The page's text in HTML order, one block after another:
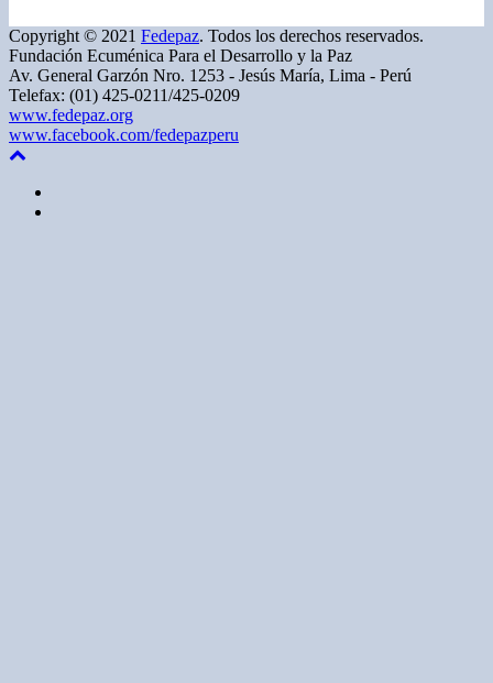
Copyright © 2021 Fedepaz. Todos los derechos reservados.
Fundación Ecuménica Para el Desarrollo y la Paz
Av. General Garzón Nro. 1253 - Jesús María, Lima - Perú
Telefax: (01) 425-0211/425-0209
www.fedepaz.org
www.facebook.com/fedepazperu